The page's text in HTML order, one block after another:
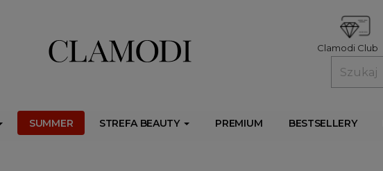
Clamodi Club
SUMMER STREFA BEAUTY PREMIUM BESTSELLERY